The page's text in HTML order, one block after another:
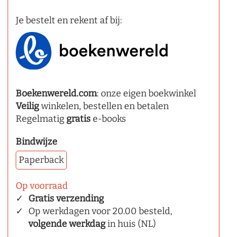
Je bestelt en rekent af bij:
Boekenwereld.com: onze eigen boekwinkel
Veiligwinkelen, bestellen en betalen
Regelmatig gratise-books
Bindwijze
Paperback
Op voorraad
Gratis verzending
Op werkdagen voor 20.00 besteld,
volgende werkdagin huis (NL)